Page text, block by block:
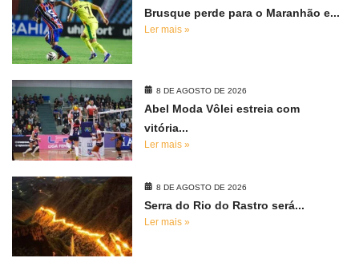
Brusque perde para o Maranhão e...
Ler mais »
8 DE AGOSTO DE 2026
Abel Moda Vôlei estreia com
vitória...
Ler mais »
8 DE AGOSTO DE 2026
Serra do Rio do Rastro será...
Ler mais »